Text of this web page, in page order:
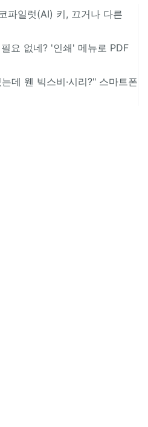
파일럿(AI) 키, 끄거나 다른
요 없네? '인쇄' 메뉴로 PDF
데 웬 빅스비·시리?" 스마트폰